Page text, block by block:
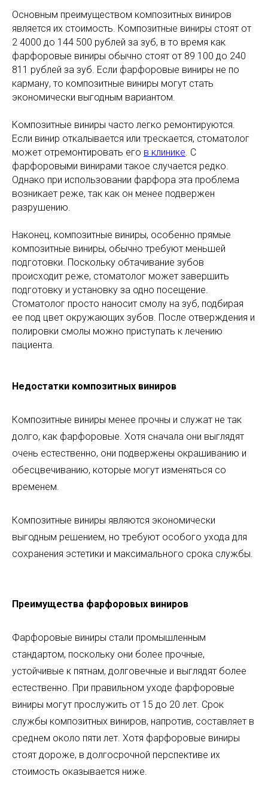
Основным преимуществом композитных виниров
является их стоимость. Композитные виниры стоят от
2 4000 до 144 500 рублей за зуб, в то время как
фарфоровые виниры обычно стоят от 89 100 до 240
811 рублей за зуб. Если фарфоровые виниры не по
карману, то композитные виниры могут стать
экономически выгодным вариантом.
Композитные виниры часто легко ремонтируются.
Если винир откалывается или трескается, стоматолог
может отремонтировать его в клинике. С
фарфоровыми винирами такое случается редко.
Однако при использовании фарфора эта проблема
возникает реже, так как он менее подвержен
разрушению.
Наконец, композитные виниры, особенно прямые
композитные виниры, обычно требуют меньшей
подготовки. Поскольку обтачивание зубов
происходит реже, стоматолог может завершить
подготовку и установку за одно посещение.
Стоматолог просто наносит смолу на зуб, подбирая
ее под цвет окружающих зубов. После отверждения и
полировки смолы можно приступать к лечению
пациента.
Недостатки композитных виниров
Композитные виниры менее прочны и служат не так
долго, как фарфоровые. Хотя сначала они выглядят
очень естественно, они подвержены окрашиванию и
обесцвечиванию, которые могут изменяться со
временем.
Композитные виниры являются экономически
выгодным решением, но требуют особого ухода для
сохранения эстетики и максимального срока службы.
Преимущества фарфоровых виниров
Фарфоровые виниры стали промышленным
стандартом, поскольку они более прочные,
устойчивые к пятнам, долговечные и выглядят более
естественно. При правильном уходе фарфоровые
виниры могут прослужить от 15 до 20 лет. Срок
службы композитных виниров, напротив, составляет в
среднем около пяти лет. Хотя фарфоровые виниры
стоят дороже, в долгосрочной перспективе их
стоимость оказывается ниже.